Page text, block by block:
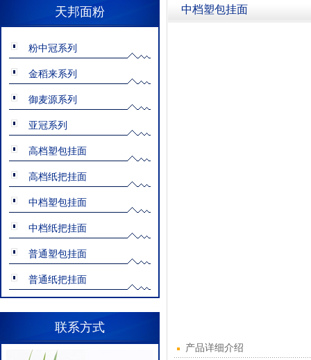
天邦面粉
粉中冠系列
金稻来系列
御麦源系列
亚冠系列
高档塑包挂面
高档纸把挂面
中档塑包挂面
中档纸把挂面
普通塑包挂面
普通纸把挂面
联系方式
中档塑包挂面
产品详细介绍